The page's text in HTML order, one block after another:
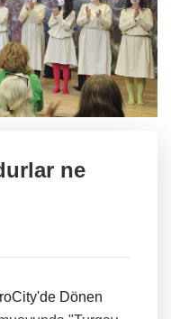
ne
Dönen